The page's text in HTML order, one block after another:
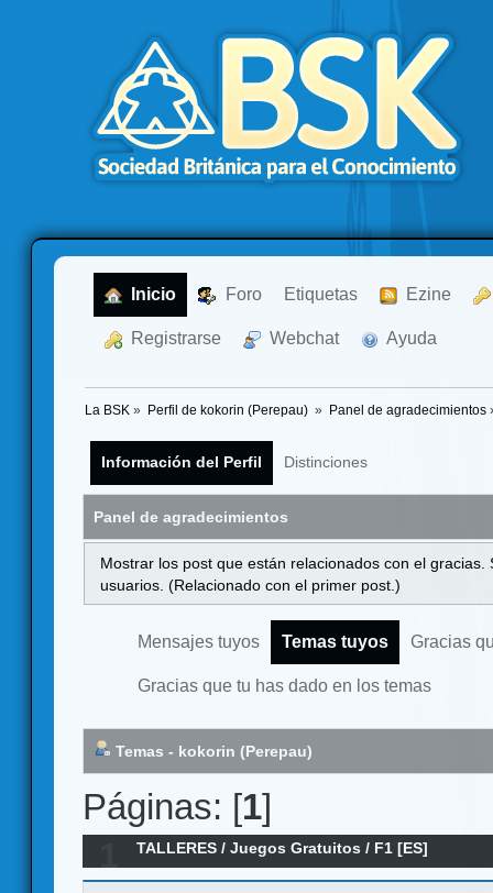
Inicio Foro Etiquetas Ezine
Registrarse Webchat Ayuda
La BSK » Perfil de kokorin (Perepau) » Panel de agradecimientos
Información del Perfil Distinciones
Panel de agradecimientos
Mostrar los post que están relacionados con el
usuarios. (Relacionado con el primer post.)
Mensajes tuyos Temas tuyos Gracias
Gracias que tu has dado en los temas
Temas - kokorin (Perepau)
Páginas: [1]
TALLERES /Juegos Gratuitos/ F1 [ES]